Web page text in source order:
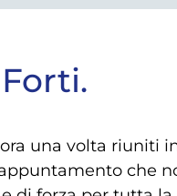
una volta riuniti
che